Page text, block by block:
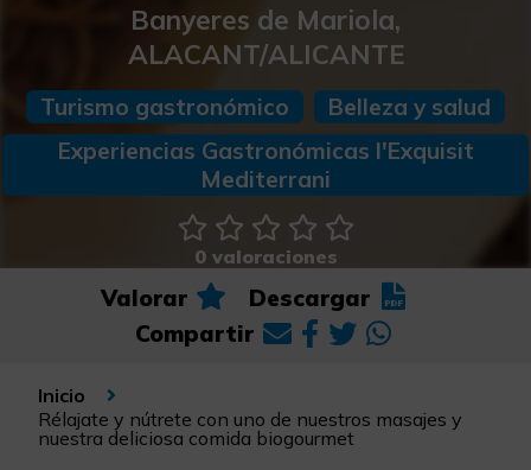
Banyeres de Mariola,
ALACANT/ALICANTE
Turismo gastronómico
Belleza y salud
Experiencias Gastronómicas l'Exquisit
Mediterrani
0 valoraciones
Valorar
Descargar
Compartir
Inicio
Rélajate y nútrete con uno de nuestros masajes y
nuestra deliciosa comida biogourmet